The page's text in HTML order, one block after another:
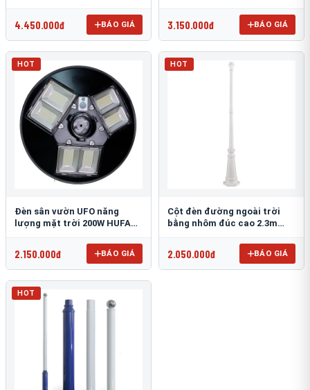
4.450.000đ BÁO GIÁ 3.150.000đ BÁO GIÁ
HOT
Đèn sân vườn UFO năng
lượng mặt trời 200W HUFA
2.150.000đ BÁO GIÁ
HOT
Cột đèn đường ngoài trời
bằng nhôm đúc cao 2.3m
2.050.000đ BÁO GIÁ
HOT